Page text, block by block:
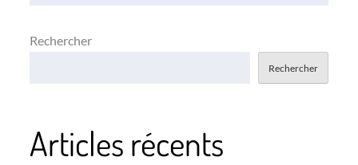
Rechercher
Rechercher
Articles récents